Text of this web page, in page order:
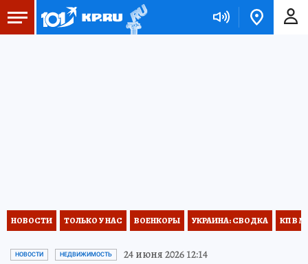
НОВОСТИ ТОЛЬКО У НАС ВОЕНКОРЫ УКРАИНА: СВОДКА КП В
НОВОСТИ НЕДВИЖИМОСТЬ 24 июня 2026 12:14